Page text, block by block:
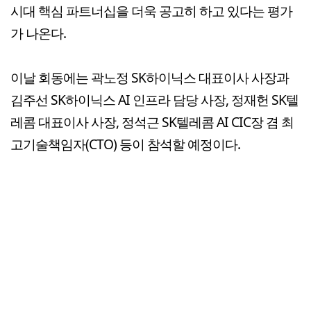
시대 핵심 파트너십을 더욱 공고히 하고 있다는 평가
가 나온다.
이날 회동에는 곽노정 SK하이닉스 대표이사 사장과
김주선 SK하이닉스 AI 인프라 담당 사장, 정재헌 SK텔
레콤 대표이사 사장, 정석근 SK텔레콤 AI CIC장 겸 최
고기술책임자(CTO) 등이 참석할 예정이다.